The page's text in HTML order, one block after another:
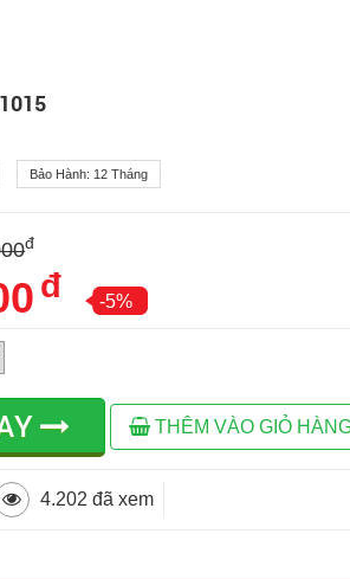
Bảo Hành: 12 Tháng
đ
đ -5%
THÊM VÀO GIỎ
4.202 đã xem